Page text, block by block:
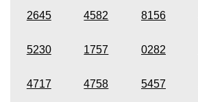
2645 4582 8156
5230 1757 0282
4717 4758 5457